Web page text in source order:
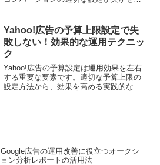
す。
Yahoo!広告の予算上限設定で失
敗しない！効果的な運用テクニッ
ク
Yahoo!広告の予算設定は運用効果を左右
する重要な要素です。適切な予算上限の
設定方法から、効果を高める実践的なテ
Google広告の運用改善に役立つオークシ
ョン分析レポートの活用法